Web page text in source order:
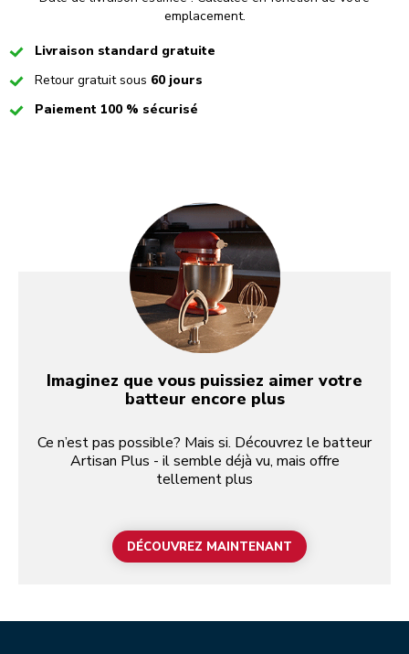
emplacement.
CheckedLivraison standard gratuite
CheckedRetour gratuit sous 60 jours
CheckedPaiement 100 % sécurisé
Imaginez que vous puissiez aimer votre
batteur encore plus
Ce n’est pas possible? Mais si. Découvrez le batteur
Artisan Plus - il semble déjà vu, mais offre
tellement plus
DÉCOUVREZ MAINTENANT